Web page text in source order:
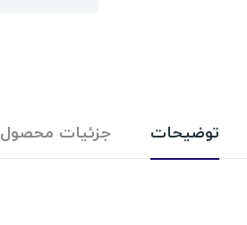
توضیحات جزئیات محصول